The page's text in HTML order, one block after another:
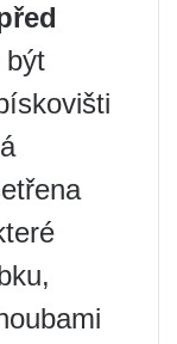
být